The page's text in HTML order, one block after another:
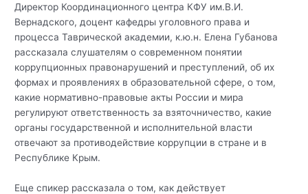
Директор Координационного центра КФУ им.В.И.
Вернадского, доцент кафедры уголовного права и
процесса Таврической академии, к.ю.н. Елена Губанова
рассказала слушателям о современном понятии
коррупционных правонарушений и преступлений, об их
формах и проявлениях в образовательной сфере, о том,
какие нормативно-правовые акты России и мира
регулируют ответственность за взяточничество, какие
органы государственной и исполнительной власти
отвечают за противодействие коррупции в стране и в
Республике Крым.
Еще спикер рассказала о том, как действует